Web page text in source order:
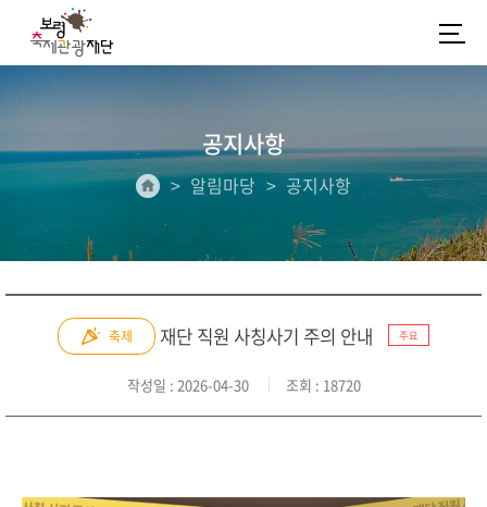
공지사항
알림마당 공지사항
축제 재단 직원 사칭사기 주의 안내 주요
작성일 : 2026-04-30 조회 : 18720